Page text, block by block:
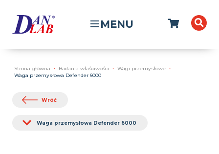
MENU
Strona główna Badania właściwości
Wagi przemysłowe
Waga przemysłowa Defender 6000
Wróć
Waga przemysłowa Defender 6000